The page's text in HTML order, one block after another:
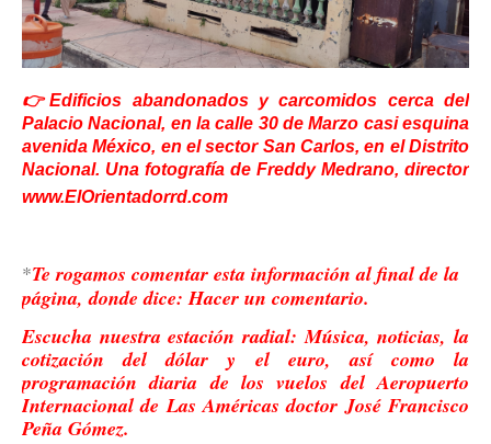
👉Edificios abandonados y carcomidos cerca del
Palacio Nacional, en la calle 30 de Marzo casi esquina
avenida México, en el sector San Carlos, en el Distrito
Nacional. Una fotografía de Freddy Medrano, director
www.ElOrientadorrd.com
*Te rogamos comentar esta información al final de la
página, donde dice: Hacer un comentario.
Escucha nuestra estación radial: Música, noticias, la
cotización del dólar y el euro, así como la
programación diaria de los vuelos del Aeropuerto
Internacional de Las Américas doctor José Francisco
Peña Gómez.